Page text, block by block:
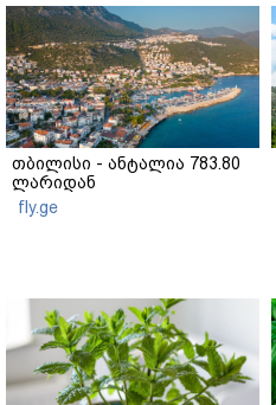
თბილისი - ანტალია 783.80
ლარიდან
fly.ge